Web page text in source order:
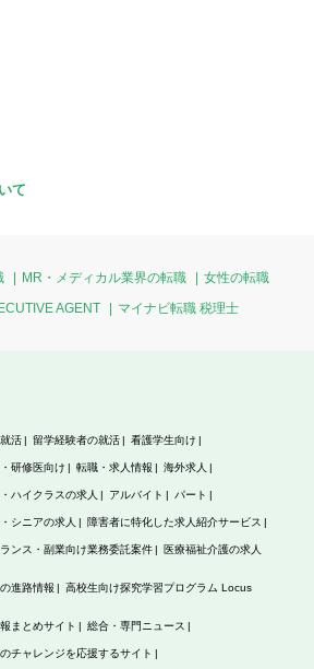
て
MR・メディカル業界の転職
女性の転職
AGENT
マイナビ転職 税理士
活 留学経験者の就活 看護学生向け
研修医向け 転職・求人情報 海外求人
ハイクラスの求人 アルバイト パート
シニアの求人 障害者に特化した求人紹介サービス
ンス・副業向け業務委託案件 医療福祉介護の求人
進路情報 高校生向け探究学習プログラム Locus
まとめサイト 総合・専門ニュース
チャレンジを応援するサイト